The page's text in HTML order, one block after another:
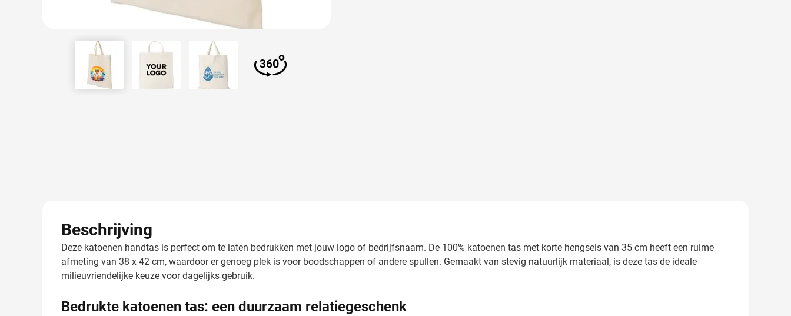
View larger imageView larger imageView larger image
Beschrijving
Deze katoenen handtas is perfect om te laten bedrukken met jouw logo of bedrijfsnaam. De 100% katoenen tas met korte hengsels van 35 cm heeft een ruime
afmeting van 38 x 42 cm, waardoor er genoeg plek is voor boodschappen of andere spullen. Gemaakt van stevig natuurlijk materiaal, is deze tas de ideale
milieuvriendelijke keuze voor dagelijks gebruik.
Bedrukte katoenen tas: een duurzaam relatiegeschenk